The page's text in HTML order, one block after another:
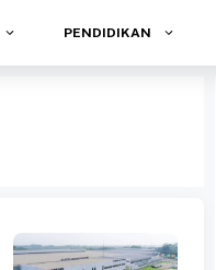
PENDIDIKAN